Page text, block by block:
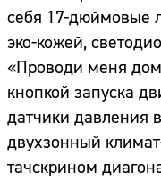
себя 17-дюймовые
эко-кожей,
«Проводи меня
кнопкой запуска
датчики давления
двухзонный
тачскрином